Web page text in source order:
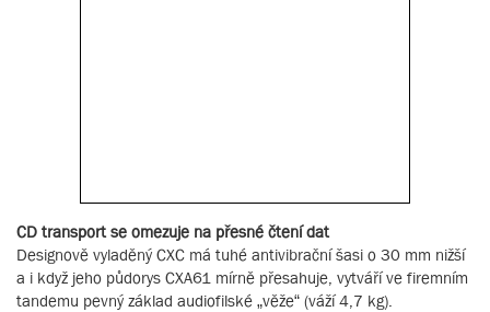
CD transport se omezuje na přesné čtení dat
Designově vyladěný CXC má tuhé antivibrační šasi o 30 mm nižší
a i když jeho půdorys CXA61 mírně přesahuje, vytváří ve firemním
tandemu pevný základ audiofilské „věže“ (váží 4,7 kg).